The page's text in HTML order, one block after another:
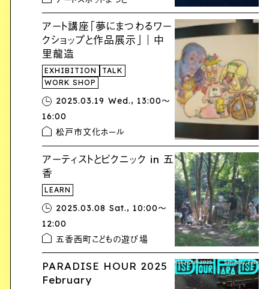
アート講座「夢にまつわるワー
クショップと作品展示」｜中
里龍造
EXHIBITION
TALK
WORK SHOP
2025.03.19 Wed., 13:00〜
16:00
松戸市文化ホール
アーティストとピクニック in 五
香
LEARN
2025.03.08 Sat., 10:00〜
12:00
五香西町こどもの遊び場
PARADISE HOUR 2025
February